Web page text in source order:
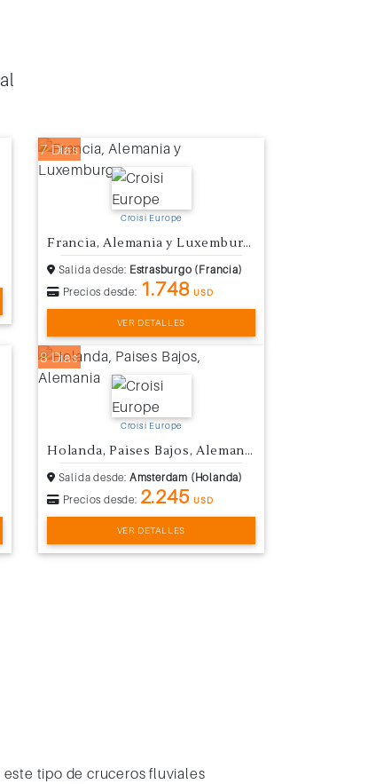
7 Días
Croisi Europe
Francia, Alemania y Luxemburgo
Salida desde: Estrasburgo (Francia)
Precios desde: 1.748 USD
VER DETALLES
8 Días
Croisi Europe
Holanda, Paises Bajos, Alemania
Salida desde: Amsterdam (Holanda)
Precios desde: 2.245 USD
VER DETALLES
tipo de cruceros fluviales